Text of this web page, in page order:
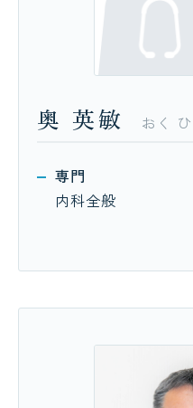
奥 英敏 おく
専門
内科全般